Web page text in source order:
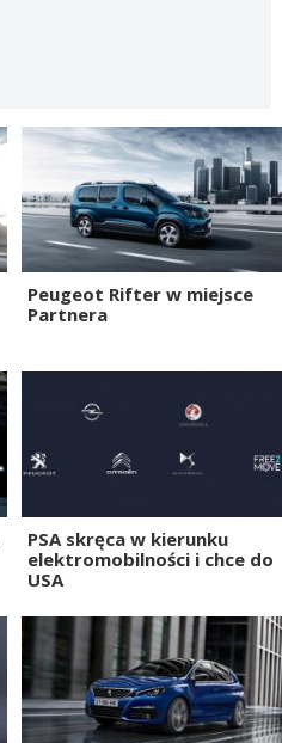
Peugeot Rifter w miejsce
Partnera
PSA skręca w kierunku
elektromobilności i chce do
USA